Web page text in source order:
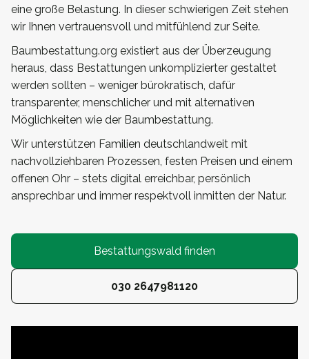
eine große Belastung. In dieser schwierigen Zeit stehen
wir Ihnen vertrauensvoll und mitfühlend zur Seite.
Baumbestattung.org existiert aus der Überzeugung
heraus, dass Bestattungen unkomplizierter gestaltet
werden sollten – weniger bürokratisch, dafür
transparenter, menschlicher und mit alternativen
Möglichkeiten wie der Baumbestattung.
Wir unterstützen Familien deutschlandweit mit
nachvollziehbaren Prozessen, festen Preisen und einem
offenen Ohr – stets digital erreichbar, persönlich
ansprechbar und immer respektvoll inmitten der Natur.
Bestattungswald finden
030 2647981120